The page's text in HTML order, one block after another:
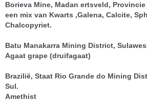
Borieva Mine, Madan ertsveld,
een mix van Kwarts ,Galena, Calcite,
Chalcopyriet.
Batu Manakarra Mining District,
Agaat grape (druifagaat)
Brazilië, Staat Rio Grande do Mining
Sul.
Amethist